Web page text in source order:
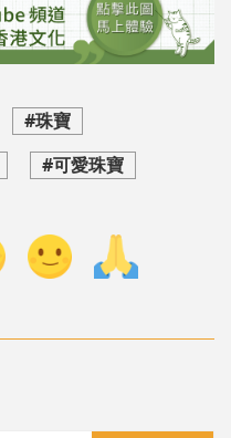
#珠寶
#可愛珠寶